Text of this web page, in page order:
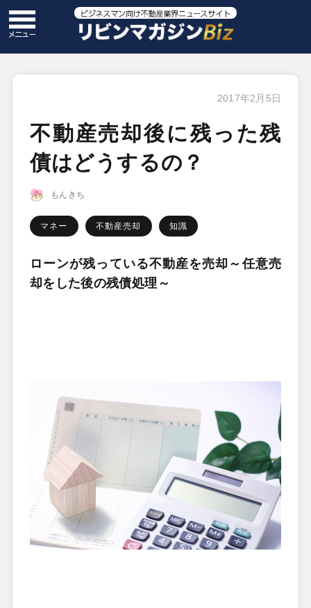
2017年2月5日
不動産売却後に残った残
債はどうするの？
もんきち
マネー 不動産売却 知識
ローンが残っている不動産を売却～任意売
却をした後の残債処理～